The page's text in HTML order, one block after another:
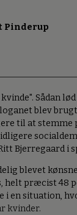
Pinderup
Sådan
blev
til at stemme
Bjerregaard i
blevet
helt præcist 48
en situation,
kvinder.